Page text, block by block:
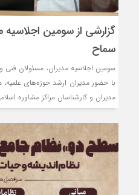
گزارشی از سومین اجلاسیه
سماح
سومین اجلاسیه مدیران، مسئولان
با حضور مدیران ارشد حوزه‌های
مدیران و کارشناسان مراکز مشاوره